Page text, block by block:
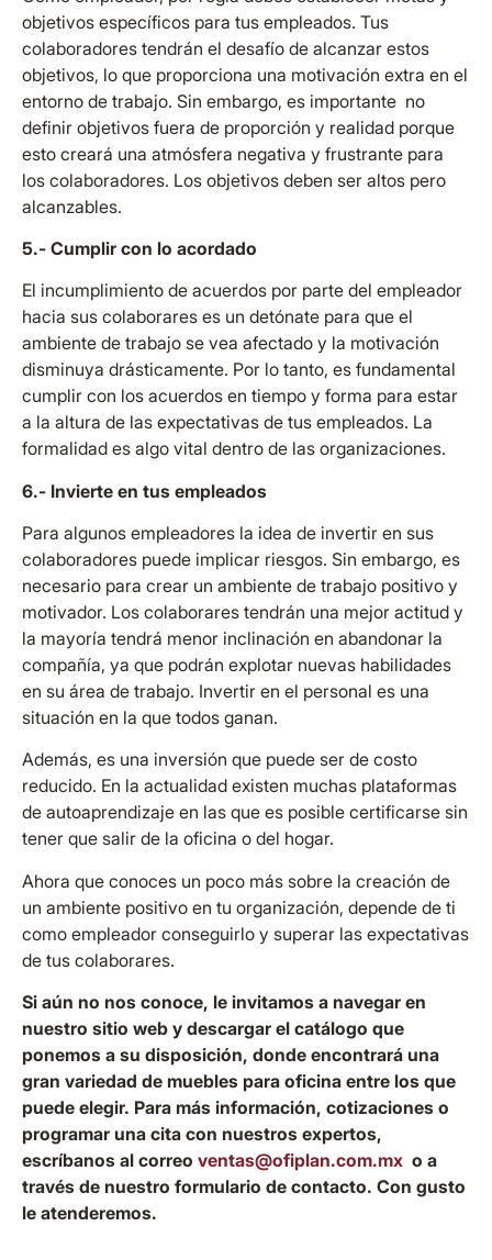
objetivos específicos para tus empleados. Tus
colaboradores tendrán el desafío de alcanzar estos
objetivos, lo que proporciona una motivación extra en el
entorno de trabajo. Sin embargo, es importante no
definir objetivos fuera de proporción y realidad porque
esto creará una atmósfera negativa y frustrante para
los colaboradores. Los objetivos deben ser altos pero
alcanzables.
5.- Cumplir con lo acordado
El incumplimiento de acuerdos por parte del empleador
hacia sus colaborares es un detónate para que el
ambiente de trabajo se vea afectado y la motivación
disminuya drásticamente. Por lo tanto, es fundamental
cumplir con los acuerdos en tiempo y forma para estar
a la altura de las expectativas de tus empleados. La
formalidad es algo vital dentro de las organizaciones.
6.- Invierte en tus empleados
Para algunos empleadores la idea de invertir en sus
colaboradores puede implicar riesgos. Sin embargo, es
necesario para crear un ambiente de trabajo positivo y
motivador. Los colaborares tendrán una mejor actitud y
la mayoría tendrá menor inclinación en abandonar la
compañía, ya que podrán explotar nuevas habilidades
en su área de trabajo. Invertir en el personal es una
situación en la que todos ganan.
Además, es una inversión que puede ser de costo
reducido. En la actualidad existen muchas plataformas
de autoaprendizaje en las que es posible certificarse sin
tener que salir de la oficina o del hogar.
Ahora que conoces un poco más sobre la creación de
un ambiente positivo en tu organización, depende de ti
como empleador conseguirlo y superar las expectativas
de tus colaborares.
Si aún no nos conoce, le invitamos a navegar en
nuestro sitio web y descargar el catálogo que
ponemos a su disposición, donde encontrará una
gran variedad de muebles para oficina entre los que
puede elegir. Para más información, cotizaciones o
programar una cita con nuestros expertos,
escríbanos al correo ventas@ofiplan.com.mx o a
través de nuestro formulario de contacto. Con gusto
le atenderemos.